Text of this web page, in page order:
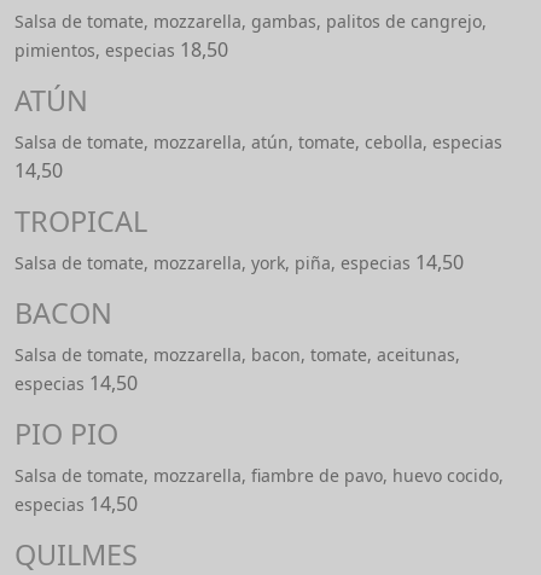
Salsa de tomate, mozzarella, gambas, palitos de cangrejo,
pimientos, especias 18,50
ATÚN
Salsa de tomate, mozzarella, atún, tomate, cebolla, especias
14,50
TROPICAL
Salsa de tomate, mozzarella, york, piña, especias 14,50
BACON
Salsa de tomate, mozzarella, bacon, tomate, aceitunas,
especias 14,50
PIO PIO
Salsa de tomate, mozzarella, fiambre de pavo, huevo cocido,
especias 14,50
QUILMES